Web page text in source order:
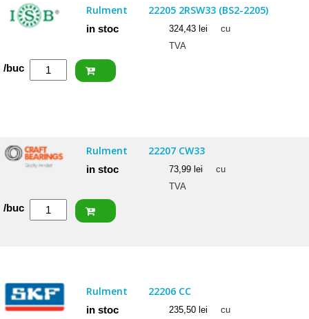
(BS2-
2207)
Rulment 22205 2RSW33 (BS2-2205)
in stoc 324,43 lei
cu
TVA
Cantitate
(BS2-
2205)
/buc
Rulment 22207 CW33
in stoc 73,99 lei
cu
TVA
Cantitate
/buc
Rulment 22206 CC
in stoc 235,50 lei
cu